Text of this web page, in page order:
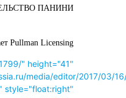
ПАНИНИ
Pullman Licensing
" height="41"
media/editor/2017/03/
style="float:right"